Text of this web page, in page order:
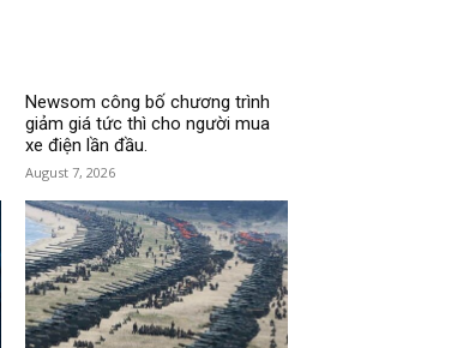
Newsom công bố chương trình
giảm giá tức thì cho người mua
xe điện lần đầu.
August 7, 2026